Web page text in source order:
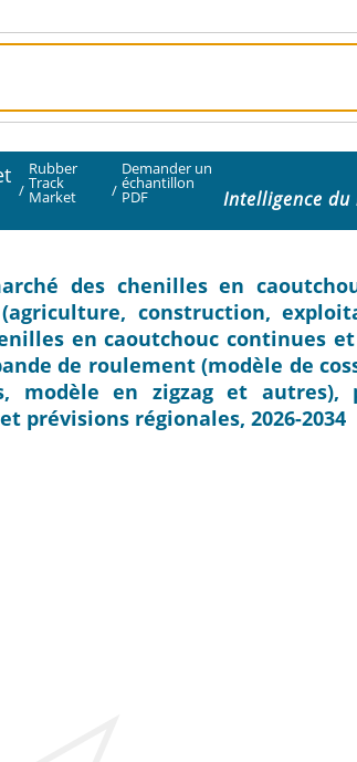
/
Rubber
Track
Market /
Demander un
échantillon
PDF Intelligence
des chenilles en
construction,
en caoutchouc continues
de roulement (modèle de
modèle en zigzag et
prévisions régionales, 2026-2034